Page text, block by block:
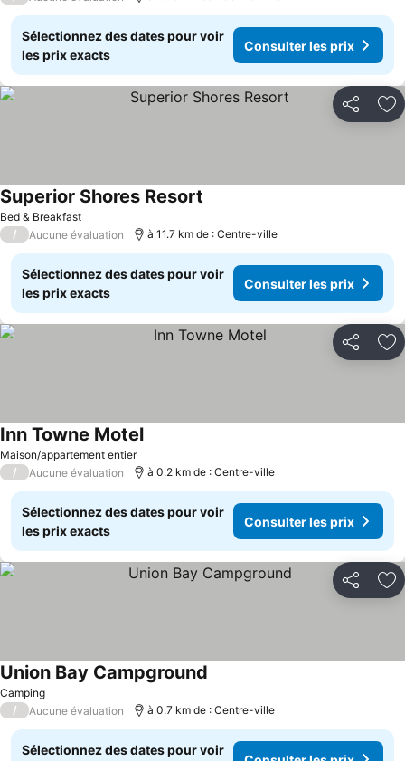
Sélectionnez des dates pour voir
les prix exacts
Consulter les prix
Partager
Bed & Breakfast
Superior Shores Resort
/ Aucune évaluation à 11.7 km de : Centre-ville
Sélectionnez des dates pour voir
les prix exacts
Consulter les prix
Partager
Maison/appartement entier
Inn Towne Motel
/ Aucune évaluation à 0.2 km de : Centre-ville
Sélectionnez des dates pour voir
les prix exacts
Consulter les prix
Partager
Camping
Union Bay Campground
/ Aucune évaluation à 0.7 km de : Centre-ville
Sélectionnez des dates pour voir